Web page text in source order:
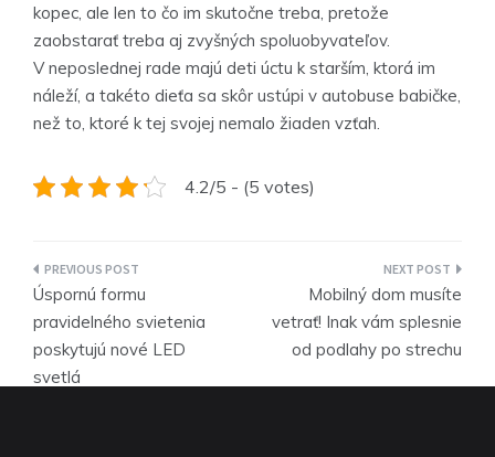
kopec, ale len to čo im skutočne treba, pretože
zaobstarať treba aj zvyšných spoluobyvateľov.
V neposlednej rade majú deti úctu k starším, ktorá im
náleží, a takéto dieťa sa skôr ustúpi v autobuse babičke,
než to, ktoré k tej svojej nemalo žiaden vzťah.
4.2/5 - (5 votes)
Navigace
pro
příspěvek
Úspornú formu
pravidelného svietenia
poskytujú nové LED
svetlá
Mobilný dom musíte
vetrať! Inak vám splesnie
od podlahy po strechu